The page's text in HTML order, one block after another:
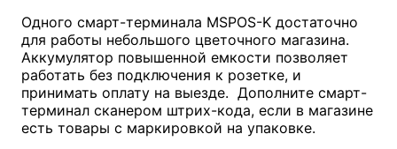
Одного смарт-терминала MSPOS-K достаточно
для работы небольшого цветочного магазина.
Аккумулятор повышенной емкости позволяет
работать без подключения к розетке, и
принимать оплату на выезде. Дополните смарт-
терминал сканером штрих-кода, если в магазине
есть товары с маркировкой на упаковке.